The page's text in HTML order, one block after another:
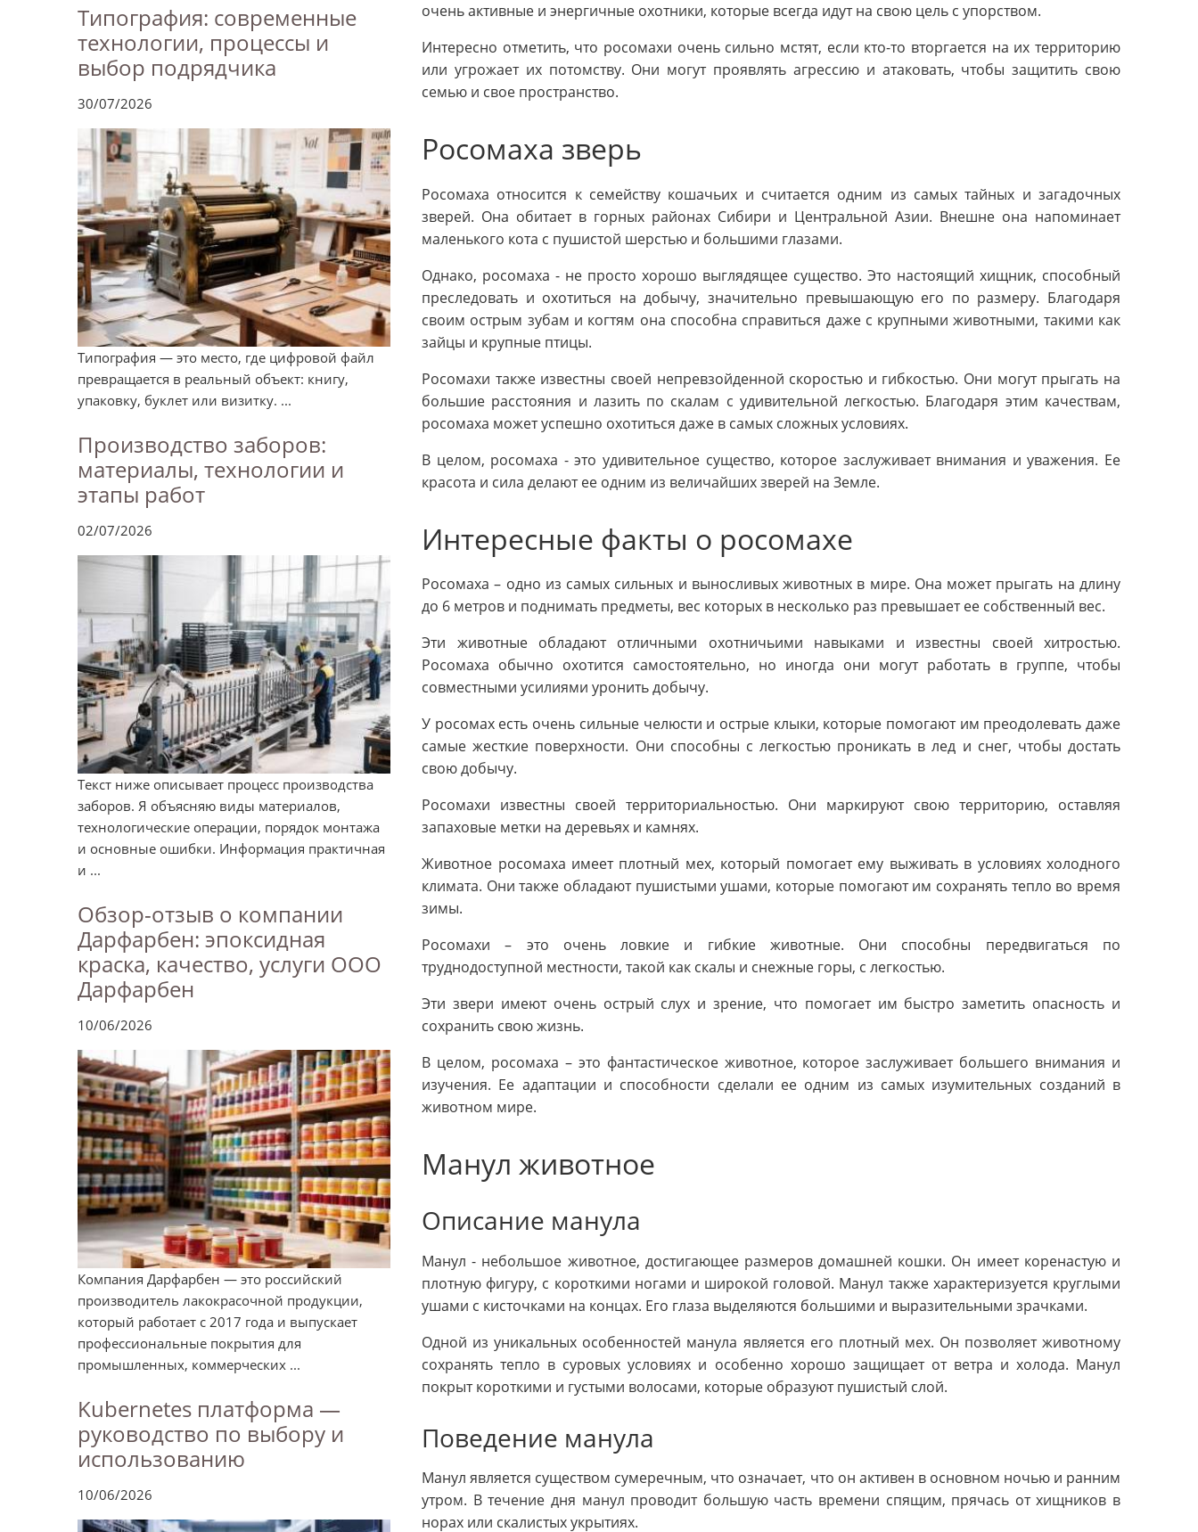
Типография: современные
технологии, процессы и
выбор подрядчика
30/07/2026
Типография — это место, где цифровой файл
превращается в реальный объект: книгу,
упаковку, буклет или визитку. ...
Производство заборов:
материалы, технологии и
этапы работ
02/07/2026
Текст ниже описывает процесс производства
заборов. Я объясняю виды материалов,
технологические операции, порядок монтажа
и основные ошибки. Информация практичная
и ...
Обзор-отзыв о компании
Дарфарбен: эпоксидная
краска, качество, услуги ООО
Дарфарбен
10/06/2026
Компания Дарфарбен — это российский
производитель лакокрасочной продукции,
который работает с 2017 года и выпускает
профессиональные покрытия для
промышленных, коммерческих ...
Kubernetes платформа —
руководство по выбору и
использованию
10/06/2026
очень активные и энергичные охотники, которые всегда идут на свою цель с упорством.
Интересно отметить, что росомахи очень сильно мстят, если кто-то вторгается на их территорию
или угрожает их потомству. Они могут проявлять агрессию и атаковать, чтобы защитить свою
семью и свое пространство.
Росомаха зверь
Росомаха относится к семейству кошачьих и считается одним из самых тайных и загадочных
зверей. Она обитает в горных районах Сибири и Центральной Азии. Внешне она напоминает
маленького кота с пушистой шерстью и большими глазами.
Однако, росомаха - не просто хорошо выглядящее существо. Это настоящий хищник, способный
преследовать и охотиться на добычу, значительно превышающую его по размеру. Благодаря
своим острым зубам и когтям она способна справиться даже с крупными животными, такими как
зайцы и крупные птицы.
Росомахи также известны своей непревзойденной скоростью и гибкостью. Они могут прыгать на
большие расстояния и лазить по скалам с удивительной легкостью. Благодаря этим качествам,
росомаха может успешно охотиться даже в самых сложных условиях.
В целом, росомаха - это удивительное существо, которое заслуживает внимания и уважения. Ее
красота и сила делают ее одним из величайших зверей на Земле.
Интересные факты о росомахе
Росомаха – одно из самых сильных и выносливых животных в мире. Она может прыгать на длину
до 6 метров и поднимать предметы, вес которых в несколько раз превышает ее собственный вес.
Эти животные обладают отличными охотничьими навыками и известны своей хитростью.
Росомаха обычно охотится самостоятельно, но иногда они могут работать в группе, чтобы
совместными усилиями уронить добычу.
У росомах есть очень сильные челюсти и острые клыки, которые помогают им преодолевать даже
самые жесткие поверхности. Они способны с легкостью проникать в лед и снег, чтобы достать
свою добычу.
Росомахи известны своей территориальностью. Они маркируют свою территорию, оставляя
запаховые метки на деревьях и камнях.
Животное росомаха имеет плотный мех, который помогает ему выживать в условиях холодного
климата. Они также обладают пушистыми ушами, которые помогают им сохранять тепло во время
зимы.
Росомахи – это очень ловкие и гибкие животные. Они способны передвигаться по
труднодоступной местности, такой как скалы и снежные горы, с легкостью.
Эти звери имеют очень острый слух и зрение, что помогает им быстро заметить опасность и
сохранить свою жизнь.
В целом, росомаха – это фантастическое животное, которое заслуживает большего внимания и
изучения. Ее адаптации и способности сделали ее одним из самых изумительных созданий в
животном мире.
Манул животное
Описание манула
Манул - небольшое животное, достигающее размеров домашней кошки. Он имеет коренастую и
плотную фигуру, с короткими ногами и широкой головой. Манул также характеризуется круглыми
ушами с кисточками на концах. Его глаза выделяются большими и выразительными зрачками.
Одной из уникальных особенностей манула является его плотный мех. Он позволяет животному
сохранять тепло в суровых условиях и особенно хорошо защищает от ветра и холода. Манул
покрыт короткими и густыми волосами, которые образуют пушистый слой.
Поведение манула
Манул является существом сумеречным, что означает, что он активен в основном ночью и ранним
утром. В течение дня манул проводит большую часть времени спящим, прячась от хищников в
норах или скалистых укрытиях.